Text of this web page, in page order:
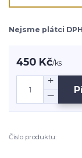
Nejsme plátci DPH
450 Kč/ks
Číslo produktu: